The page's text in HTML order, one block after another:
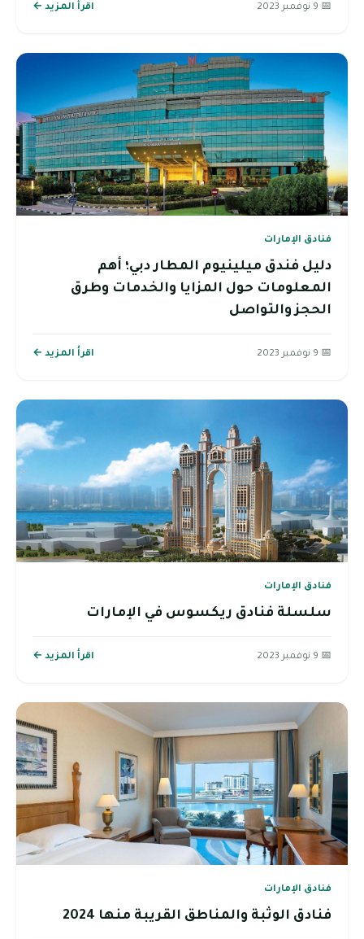
📅 9 نوفمبر 2023 اقرأ المزيد ←
فنادق الإمارات
دليل فندق ميلينيوم المطار دبي؛ أهم
المعلومات حول المزايا والخدمات وطرق
الحجز والتواصل
📅 9 نوفمبر 2023 اقرأ المزيد ←
فنادق الإمارات
سلسلة فنادق ريكسوس في الإمارات
📅 9 نوفمبر 2023 اقرأ المزيد ←
فنادق الإمارات
فنادق الوثبة والمناطق القريبة منها 2024